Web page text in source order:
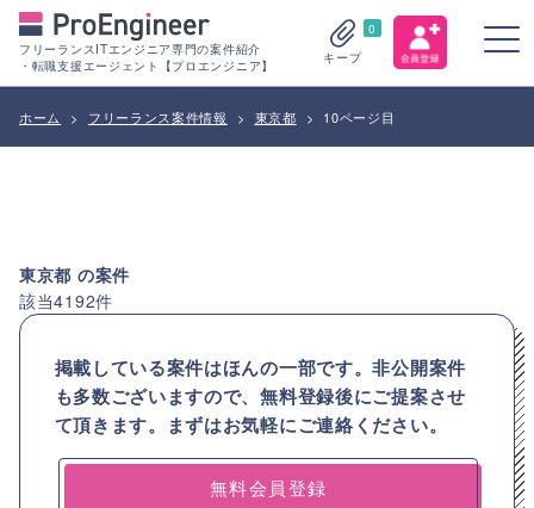
フリーランスITエンジニア専門の案件紹介
・転職支援エージェント【プロエンジニア】
0
キープ
ホーム > フリーランス案件情報 > 東京都 > 10ページ目
東京都 の案件
該当4192件
掲載している案件はほんの一部です。非公開案件
も多数ございますので、無料登録後にご提案させ
て頂きます。まずはお気軽にご連絡ください。
無料会員登録